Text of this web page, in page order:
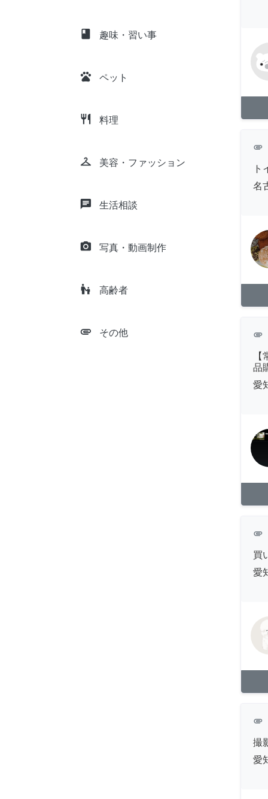
class 趣味・習い事
pets ペット
restaurant 料理
checkroom 美容・ファッション
chat 生活相談
camera_alt 写真・動画制作
escalator_warning 高齢者
attachment その他
attachment
ト
名
attachment
品
愛
attachment
買
愛
attachment
撮
愛